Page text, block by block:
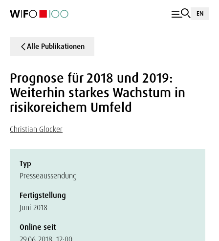
EN
Alle Publikationen
Prognose für 2018 und 2019:
Weiterhin starkes Wachstum in
risikoreichem Umfeld
Christian Glocker
Typ
Presseaussendung
Fertigstellung
Juni 2018
Online seit